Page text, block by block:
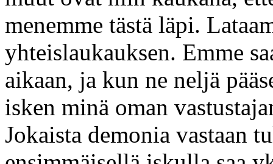
menemme tästä läpi.
yhteislaukauksen. Emme
aikaan, ja kun ne neljä
isken minä oman
Jokaista demonia vastaan